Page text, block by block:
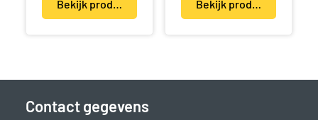
Bekijk product(en) Bekijk product(en)
Contact gegevens